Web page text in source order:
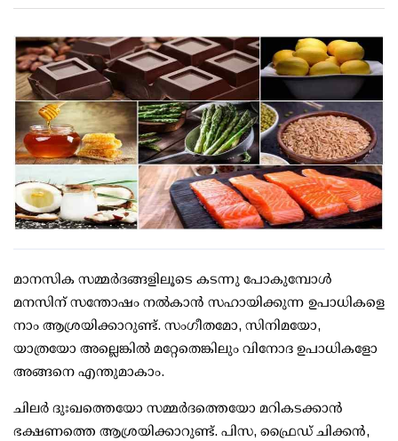
മാനസിക സമ്മര്‍ദങ്ങളിലൂടെ കടന്നു പോകുമ്പോള്‍
മനസിന് സന്തോഷം നല്‍കാന്‍ സഹായിക്കുന്ന ഉപാധികളെ
നാം ആശ്രയിക്കാറുണ്ട്. സംഗീതമോ, സിനിമയോ,
യാത്രയോ അല്ലെങ്കില്‍ മറ്റേതെങ്കിലും വിനോദ ഉപാധികളോ
അങ്ങനെ എന്തുമാകാം.
ചിലര്‍ ദുഃഖത്തെയോ സമ്മര്‍ദത്തെയോ മറികടക്കാന്‍
ഭക്ഷണത്തെ ആശ്രയിക്കാറുണ്ട്. പിസ, ഫ്രൈഡ് ചിക്കന്‍,